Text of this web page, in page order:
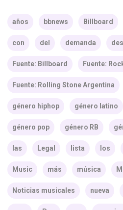
años bbnews Billboard
con del demanda
Fuente: Billboard Fuente:
Fuente: Rolling Stone Argentina
género hiphop género latino
género pop género RB
las Legal lista los
Music más música
Noticias musicales nueva